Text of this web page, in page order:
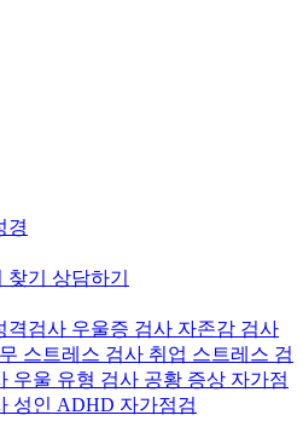
경
찾기 상담하기
격검사 우울증 검사 자존감 검사
스트레스 검사 취업 스트레스 검
우울 유형 검사 공황 증상 자가점
성인 ADHD 자가점검